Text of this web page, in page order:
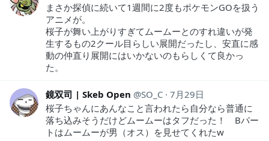
まさか探偵に続いて1週間に2度もポケモンGOを扱う
アニメが。
桜子が舞い上がりすぎてムームーとのすれ違いが発
生するもの2クール目らしい展開だったし、安直に感
動の仲直り展開にはいかないのもらしくて良かっ
た。
鏡双司 | Skeb Open SO_C 7月29日
桜子ちゃんにあんなこと言われたら自分なら普通に
落ち込みそうだけどムームーはタフだった！ Bパー
トはムームーが男（オス）を見せてくれたw